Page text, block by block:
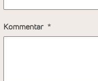
Kommentar